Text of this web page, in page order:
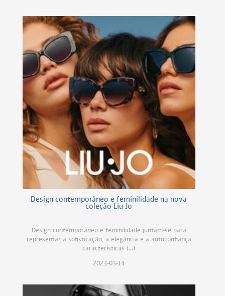
Design contemporâneo e feminilidade na nova
coleção Liu Jo
Design contemporâneo e feminilidade juntam-se para
representar a sofisticação, a elegância e a autoconfiança
características (...)
2023-03-14